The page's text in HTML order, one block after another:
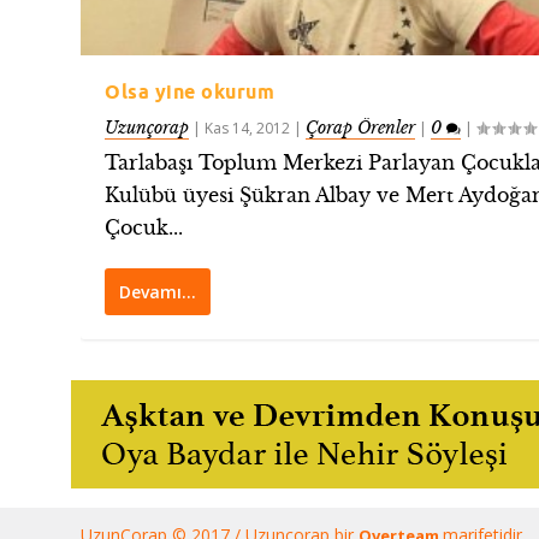
Olsa yine okurum
Uzunçorap | Kas 14, 2012 | Çorap Örenler| 0 |
Tarlabaşı Toplum Merkezi Parlayan
Kulübü üyesi Şükran Albay ve Mert
Çocuk...
Devamı…